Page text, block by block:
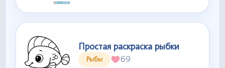
Простая раскраска рыбки
Рыбы 69